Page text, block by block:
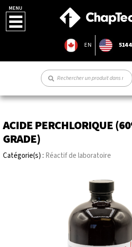
MENU
EN 514
ACIDE PERCHLORIQUE
GRADE)
Catégorie(s) : Réactif de laboratoire